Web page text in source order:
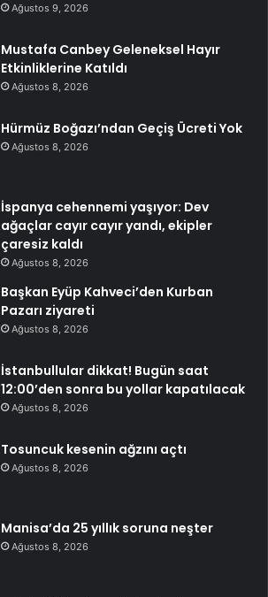
Ağustos 9, 2026
Mustafa Canbey Geleneksel Hayır
Etkinliklerine Katıldı
Ağustos 8, 2026
Hürmüz Boğazı’ndan Geçiş Ücreti Yok
Ağustos 8, 2026
İspanya cehennemi yaşıyor: Dev
ağaçlar cayır cayır yandı, ekipler
çaresiz kaldı
Ağustos 8, 2026
Başkan Eyüp Kahveci’den Kurban
Pazarı ziyareti
Ağustos 8, 2026
İstanbullular dikkat! Bugün saat
12:00’den sonra bu yollar kapatılacak
Ağustos 8, 2026
Tosuncuk kesenin ağzını açtı
Ağustos 8, 2026
Manisa’da 25 yıllık soruna neşter
Ağustos 8, 2026